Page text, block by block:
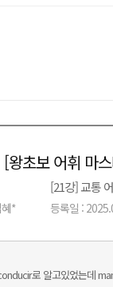
[왕초보 어휘 마
[21강] 교통
혜* 등록일 :
이전글 다음글
로 알고있었는데